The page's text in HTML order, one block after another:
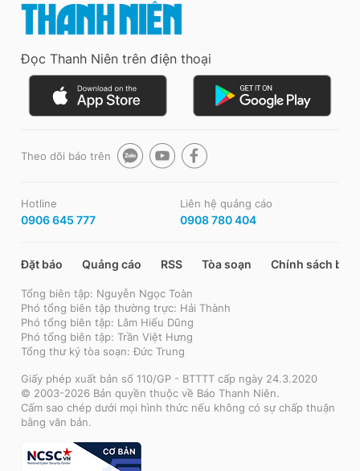
Đọc Thanh Niên trên điện thoại
Theo dõi báo trên
Hotline
0906 645 777
Liên hệ quảng cáo
0908 780 404
Đặt báo Quảng cáo RSS Tòa soạn Chính sách bảo
Tổng biên tập: Nguyễn Ngọc Toàn
Phó tổng biên tập thường trực: Hải Thành
Phó tổng biên tập: Lâm Hiếu Dũng
Phó tổng biên tập: Trần Việt Hưng
Tổng thư ký tòa soạn: Đức Trung
Giấy phép xuất bản số 110/GP - BTTTT cấp ngày 24.3.2020
© 2003-2026 Bản quyền thuộc về Báo Thanh Niên.
Cấm sao chép dưới mọi hình thức nếu không có sự chấp thuận
bằng văn bản.